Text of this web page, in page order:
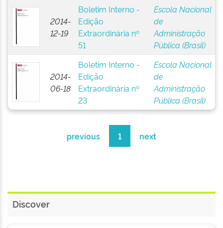
2014-
12-19
Boletim Interno -
Edição
Extraordinária nº
51
Escola Nacional
de
Administração
Pública (Brasil)
2014-
06-18
Boletim Interno -
Edição
Extraordinária nº
23
Escola Nacional
de
Administração
Pública (Brasil)
previous 1 next
Discover